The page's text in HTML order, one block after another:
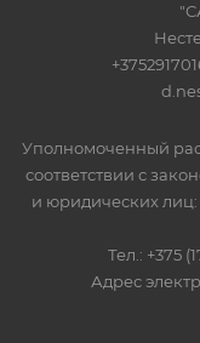
Уполномоченный
соответствии с
и юридических
Тел.: +375
Адрес